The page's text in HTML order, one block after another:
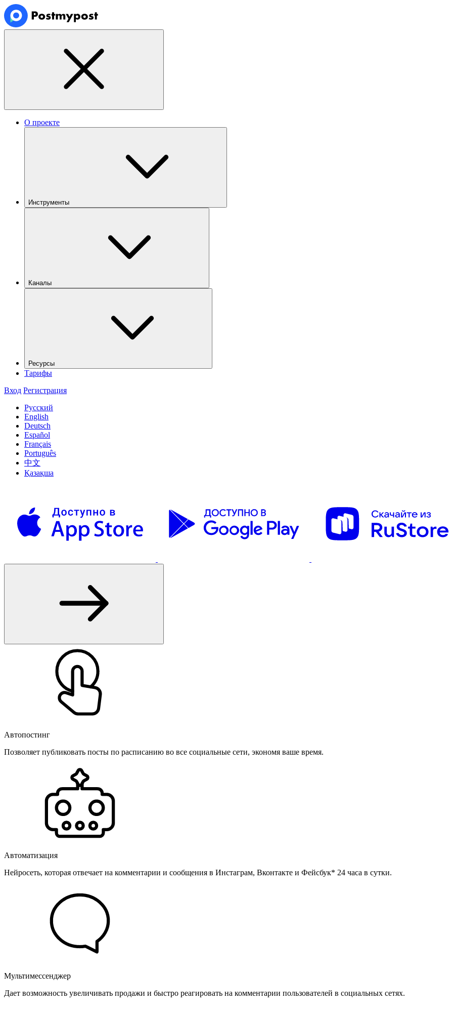
О проекте
Инструменты
Каналы
Ресурсы
Тарифы
Вход Регистрация
Русский
English
Deutsch
Español
Français
Português
中文
Қазақша
Автопостинг
Позволяет публиковать посты по расписанию во все социальные сети, экономя ваше время.
Автоматизация
Нейросеть, которая отвечает на комментарии и сообщения в Инстаграм, Вконтакте и Фейсбук* 24 часа в сутки.
Мультимессенджер
Дает возможность увеличивать продажи и быстро реагировать на комментарии пользователей в социальных сетях.